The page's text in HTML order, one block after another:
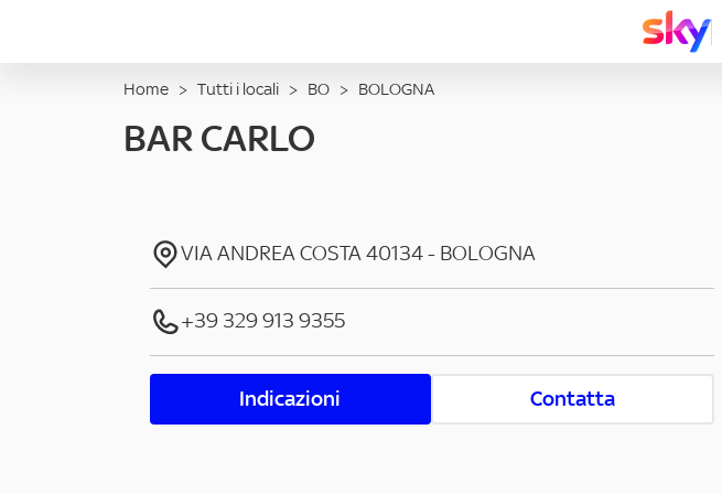
Home > Tutti i locali > BO > BOLOGNA
BAR CARLO
VIA ANDREA COSTA40134- BOLOGNA
+39 329 913 9355
Indicazioni Contatta